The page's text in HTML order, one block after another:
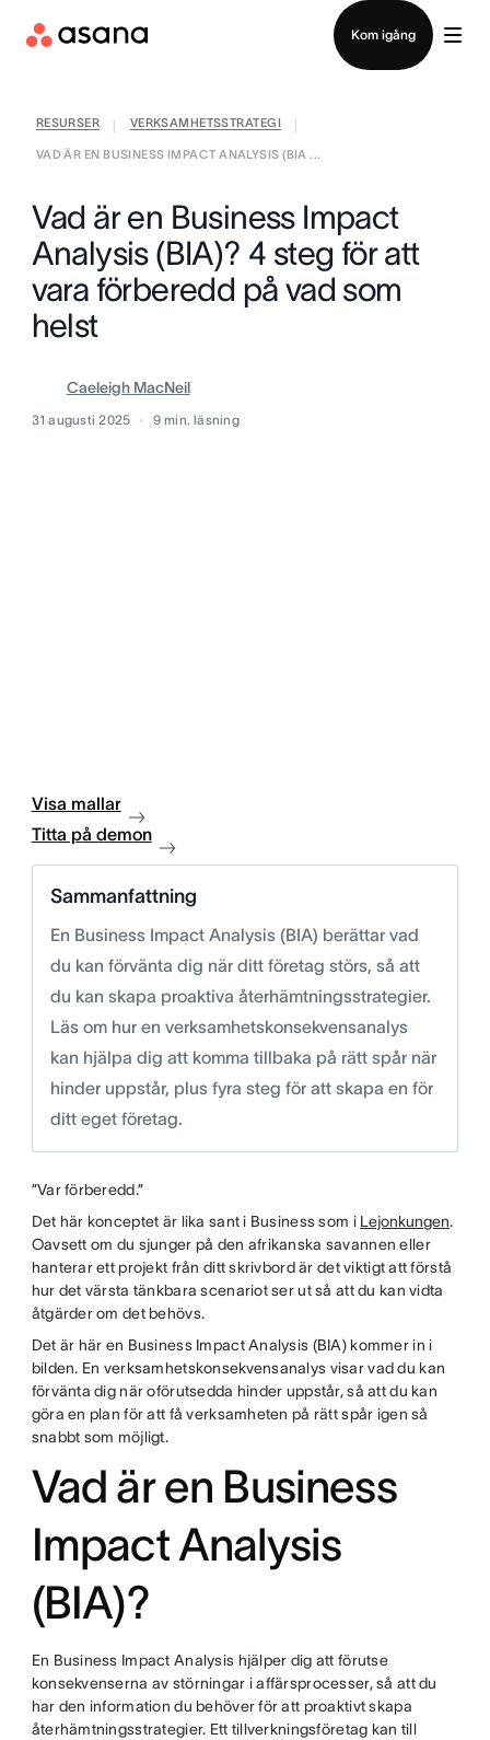
Kom igång
RESURSER VERKSAMHETSSTRATEGI
VAD ÄR EN BUSINESS IMPACT ANALYSIS (BIA ...
Vad är en Business Impact
Analysis (BIA)? 4 steg för att
vara förberedd på vad som
helst
Caeleigh MacNeil
31 augusti 2025 9 min. läsning
Visa mallar
Titta på demon
Sammanfattning
En Business Impact Analysis (BIA) berättar vad
du kan förvänta dig när ditt företag störs, så att
du kan skapa proaktiva återhämtningsstrategier.
Läs om hur en verksamhetskonsekvensanalys
kan hjälpa dig att komma tillbaka på rätt spår när
hinder uppstår, plus fyra steg för att skapa en för
ditt eget företag.
”Var förberedd.”
Det här konceptet är lika sant i Business som i Lejonkungen.
Oavsett om du sjunger på den afrikanska savannen eller
hanterar ett projekt från ditt skrivbord är det viktigt att förstå
hur det värsta tänkbara scenariot ser ut så att du kan vidta
åtgärder om det behövs.
Det är här en Business Impact Analysis (BIA) kommer in i
bilden. En verksamhetskonsekvensanalys visar vad du kan
förvänta dig när oförutsedda hinder uppstår, så att du kan
göra en plan för att få verksamheten på rätt spår igen så
snabbt som möjligt.
Vad är en Business
Impact Analysis
(BIA)?
En Business Impact Analysis hjälper dig att förutse
konsekvenserna av störningar i affärsprocesser, så att du
har den information du behöver för att proaktivt skapa
återhämtningsstrategier. Ett tillverkningsföretag kan till